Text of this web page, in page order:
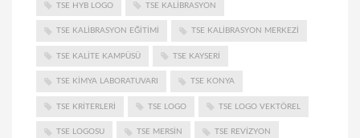
TSE HYB LOGO TSE KALIBRASYON
TSE KALIBRASYON EĞITIMI TSE KALIBRASYON MERKEZI
TSE KALITE KAMPÜSÜ TSE KAYSERI
TSE KIMYA LABORATUVARI TSE KONYA
TSE KRITERLERI TSE LOGO TSE LOGO VEKTÖREL
TSE LOGOSU TSE MERSIN TSE REVIZYON